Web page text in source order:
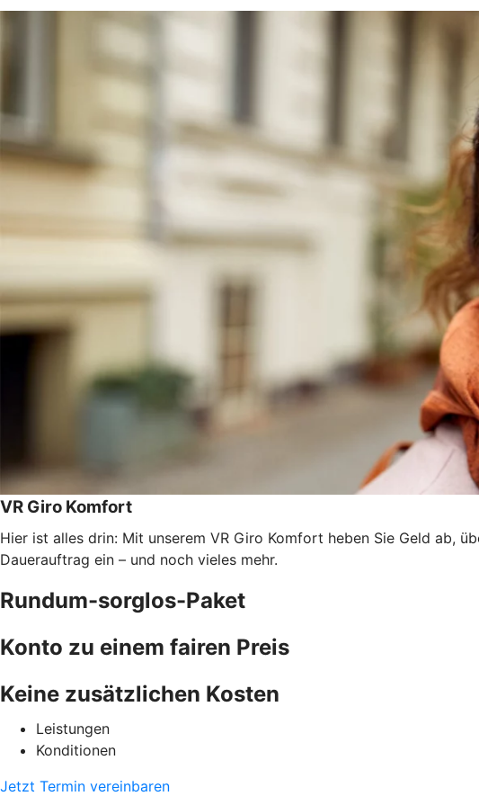
VR Giro Komfort
Hier ist alles drin: Mit unserem VR Giro Komfort heben Sie Geld ab,
Dauerauftrag ein – und noch vieles mehr.
Rundum-sorglos-Paket
Konto zu einem fairen Preis
Keine zusätzlichen Kosten
Leistungen
Konditionen
Jetzt Termin vereinbaren